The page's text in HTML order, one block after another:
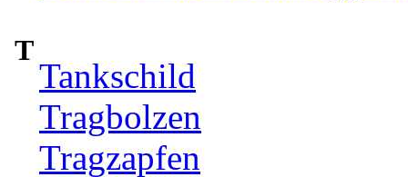
T
Tankschild
Tragbolzen
Tragzapfen